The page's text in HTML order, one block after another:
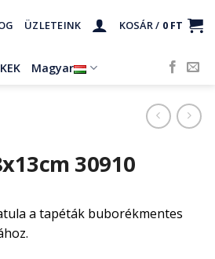
ÜZLETEINK KOSÁR / 0 FT
Magyar
30910
a tapéták buborékmentes